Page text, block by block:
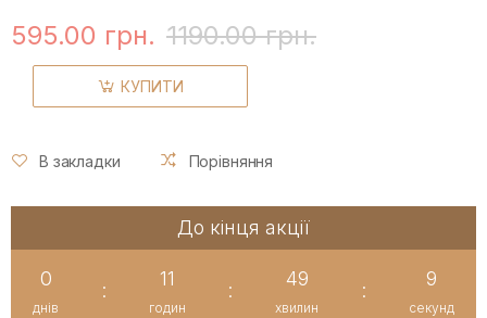
595.00 грн. 1190.00 грн.
КУПИТИ
В закладки Порівняння
До кінця акції
0
днів
:
11
годин
:
49
хвилин
:
9
секунд